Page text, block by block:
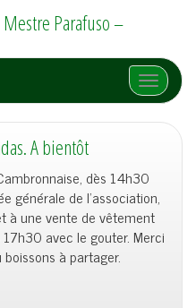
Parafuso –
Afficher/
A bientôt
dès 14h30
générale de l’association,
à une vente de vêtement
avec le gouter. Merci
à partager.